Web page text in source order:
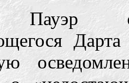
Пауэр